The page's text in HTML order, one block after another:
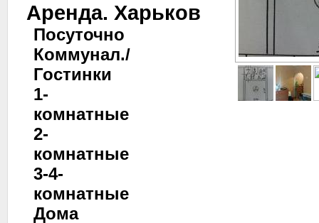
Аренда. Харьков
Посуточно
Коммунал./
Гостинки
1-
комнатные
2-
комнатные
3-4-
комнатные
Дома